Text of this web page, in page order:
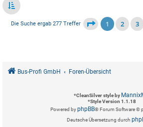
Die Suche ergab 277 Treffer 1 2 3
Bus-Profi GmbH Foren-Übersicht
*CleanSilver style by
*Style Version 1.1.18
Powered byphpBB® Forum Software ©
Deutsche Übersetzung durch